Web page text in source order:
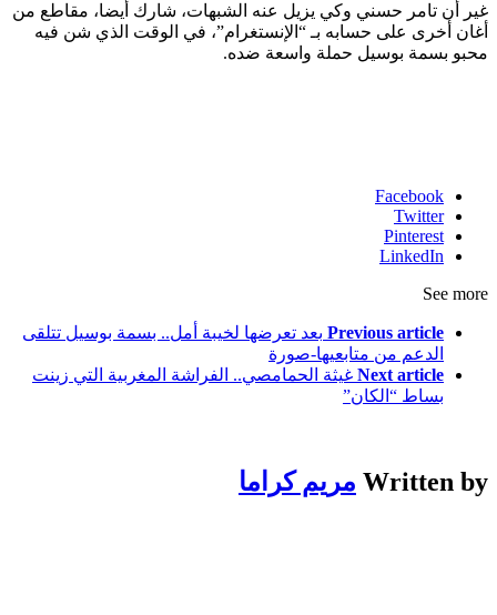
غير أن تامر حسني وكي يزيل عنه الشبهات، شارك أيضا، مقاطع من
أغان أخرى على حسابه بـ “الإنستغرام”، في الوقت الذي شن فيه
محبو بسمة بوسيل حملة واسعة ضده.
Facebook
Twitter
Pinterest
LinkedIn
See more
Previous article بعد تعرضها لخيبة أمل.. بسمة بوسيل تتلقى
الدعم من متابعيها-صورة
Next article غيثة الحمامصي.. الفراشة المغربية التي زينت
بساط “الكان”
Written by مريم كراما